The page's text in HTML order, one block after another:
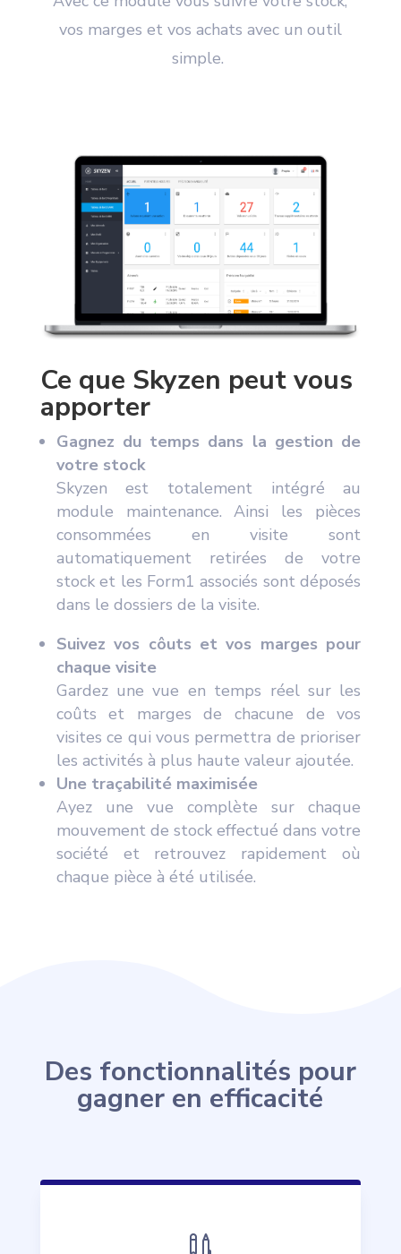
vos marges et vos achats avec un outil
simple.
Ce que Skyzen peut vous
apporter
Gagnez du temps dans la gestion de
votre stock
Skyzen est totalement intégré au
module maintenance. Ainsi les pièces
consommées en visite sont
automatiquement retirées de votre
stock et les Form1 associés sont déposés
dans le dossiers de la visite.
Suivez vos côuts et vos marges pour
chaque visite
Gardez une vue en temps réel sur les
coûts et marges de chacune de vos
visites ce qui vous permettra de prioriser
les activités à plus haute valeur ajoutée.
Une traçabilité maximisée
Ayez une vue complète sur chaque
mouvement de stock effectué dans votre
société et retrouvez rapidement où
chaque pièce à été utilisée.
Des fonctionnalités pour
gagner en efficacité
